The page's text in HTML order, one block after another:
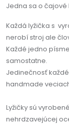
Jedna sa o čajové
Každá lyžička s
nerobí stroj ale
Každé jedno
samostatne.
Jedinečnosť
handmade
Lyžičky sú
nehrdzavejúcej